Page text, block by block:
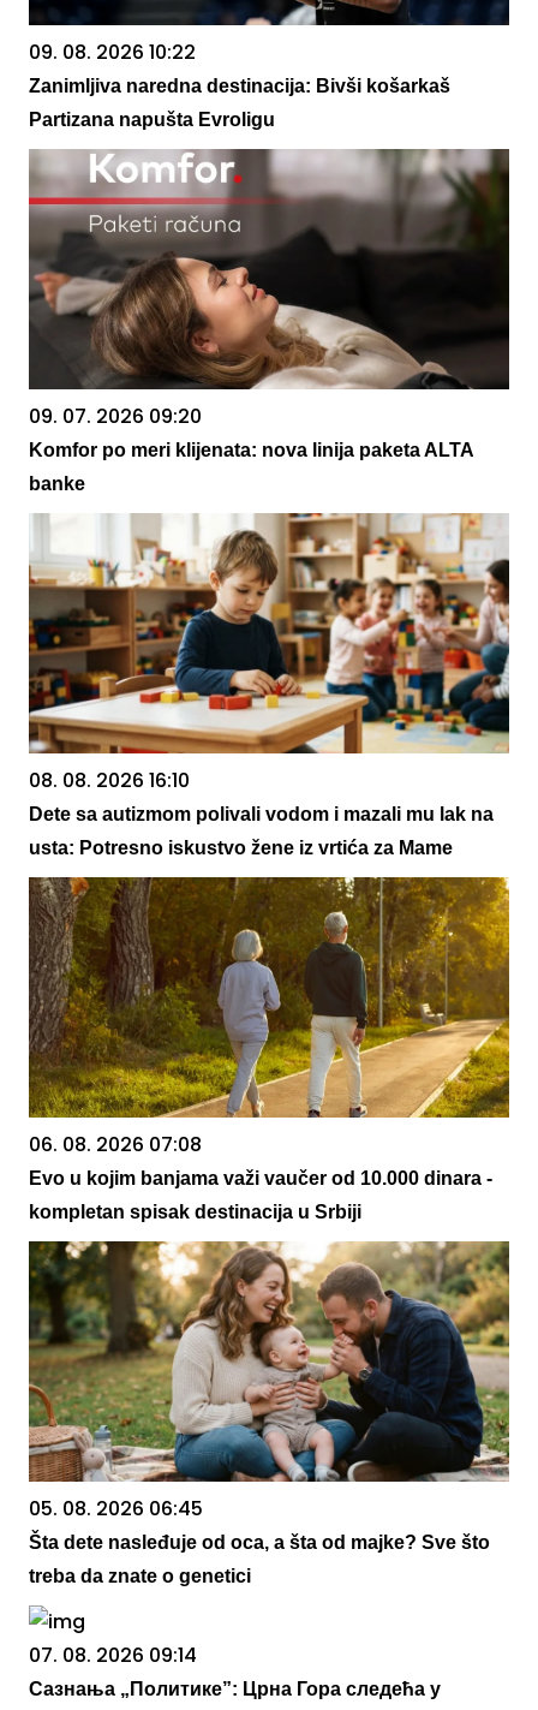
09. 08. 2026 10:22
Zanimljiva naredna destinacija: Bivši košarkaš
Partizana napušta Evroligu
09. 07. 2026 09:20
Komfor po meri klijenata: nova linija paketa ALTA
banke
08. 08. 2026 16:10
Dete sa autizmom polivali vodom i mazali mu lak na
usta: Potresno iskustvo žene iz vrtića za Mame
06. 08. 2026 07:08
Evo u kojim banjama važi vaučer od 10.000 dinara -
kompletan spisak destinacija u Srbiji
05. 08. 2026 06:45
Šta dete nasleđuje od oca, a šta od majke? Sve što
treba da znate o genetici
07. 08. 2026 09:14
Сазнања „Политике”: Црна Гора следећа у